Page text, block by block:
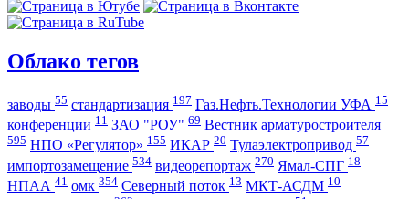
Облако тегов
заводы 55 стандартизация 197 Газ.Нефть.Технологии УФА 15
конференции 11 ЗАО "РОУ" 69 Вестник арматуростроителя
595 НПО «Регулятор» 155 ИКАР 20 Тулаэлектропривод 57
импортозамещение 534 видеорепортаж 270 Ямал-СПГ 18
НПАА 41 омк 354 Северный поток 13 МКТ-АСДМ 10